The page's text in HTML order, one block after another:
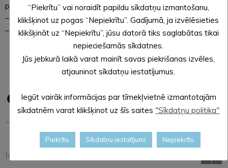
pulksten 07.00 līdz 16.00 būs slēgtas:
– Dārza iela, posmā no Ojāra Vācieša ielas līdz Latgales ielai,
– Tirgotāju iela, posmā no Lielā Ezera ielas līdz Latgales ielai.
Alūksnes novada pašvaldības sabiedrisko attiecību
← Iepriekšējā ziņa
Iesakām arī šo < >
“Piekrītu” vai noraidīt papildu sīkdatņu izmantošanu,
klikšķinot uz pogas “Nepiekrītu”. Gadījumā, ja izvēlēsieties
klikšķināt uz “Nepiekrītu”, jūsu datorā tiks saglabātas tikai
nepieciešamās sīkdatnes.
Jūs jebkurā laikā varat mainīt savas piekrišanas izvēles,
atjauninot sīkdatņu iestatījumus.
Iegūt vairāk informācijas par tīmekļvietnē izmantotajām
sīkdatnēm varat klikšķinot uz šīs saites "Sīkdatņu politika"
Piekrītu Sīkdatņu iestatījumi Nepiekrītu